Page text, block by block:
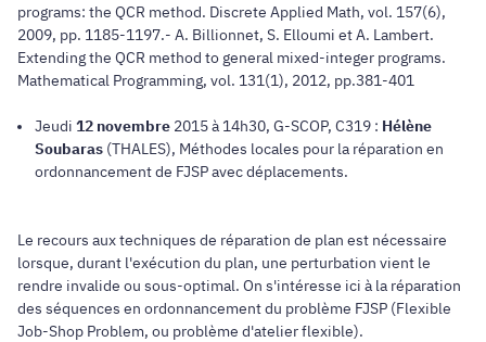
programs: the QCR method. Discrete Applied Math, vol. 157(6),
2009, pp. 1185-1197.- A. Billionnet, S. Elloumi et A. Lambert.
Extending the QCR method to general mixed-integer programs.
Mathematical Programming, vol. 131(1), 2012, pp.381-401
Jeudi 12 novembre 2015 à 14h30, G-SCOP, C319 : Hélène
Soubaras (THALES), Méthodes locales pour la réparation en
ordonnancement de FJSP avec déplacements.
Le recours aux techniques de réparation de plan est nécessaire
lorsque, durant l'exécution du plan, une perturbation vient le
rendre invalide ou sous-optimal. On s'intéresse ici à la réparation
des séquences en ordonnancement du problème FJSP (Flexible
Job-Shop Problem, ou problème d'atelier flexible).